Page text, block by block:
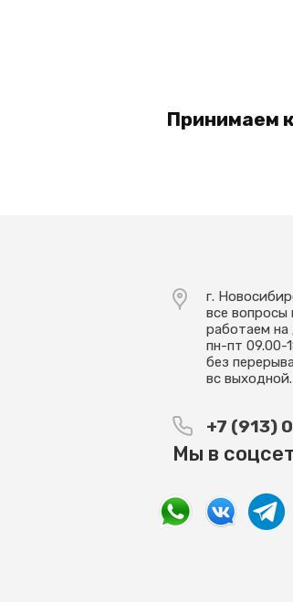
Принимаем
г.
все вопросы
работаем на
пн-пт 09.00-
без
вс выходной.
+7 (913)
Мы в